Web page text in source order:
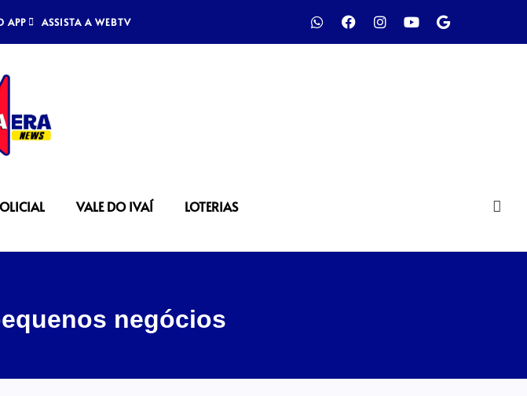
APP ASSISTA A WEBTV
VALE DO IVAÍ LOTERIAS
negócios